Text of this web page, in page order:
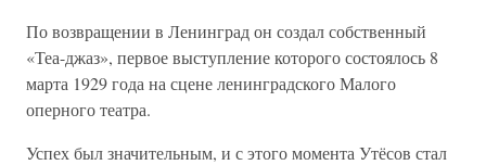
По возвращении в Ленинград он создал собственный
«Теа-джаз», первое выступление которого состоялось 8
марта 1929 года на сцене ленинградского Малого
оперного театра.
Успех был значительным, и с этого момента Утёсов стал